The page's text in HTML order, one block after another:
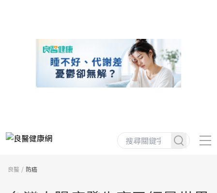
良醫 防癌